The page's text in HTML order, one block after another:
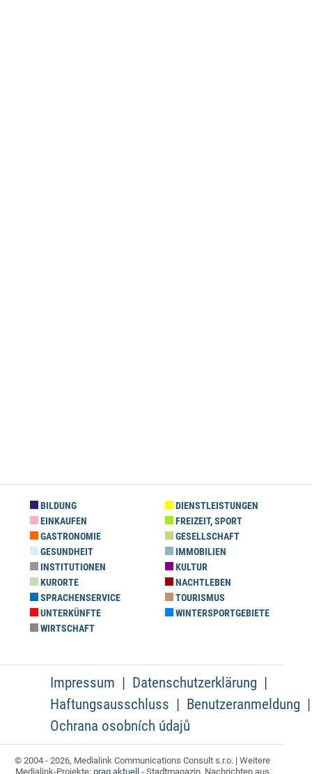
BILDUNG
DIENSTLEISTUNGEN
EINKAUFEN
FREIZEIT, SPORT
GASTRONOMIE
GESELLSCHAFT
GESUNDHEIT
IMMOBILIEN
INSTITUTIONEN
KULTUR
KURORTE
NACHTLEBEN
SPRACHENSERVICE
TOURISMUS
UNTERKÜNFTE
WINTERSPORTGEBIETE
WIRTSCHAFT
Impressum
Datenschutzerklärung
Haftungsausschluss
Benutzeranmeldung
Ochrana osobních údajů
© 2004 - 2026, Medialink Communications Consult s.r.o. | Weitere
Medialink-Projekte: prag aktuell - Stadtmagazin, Nachrichten aus